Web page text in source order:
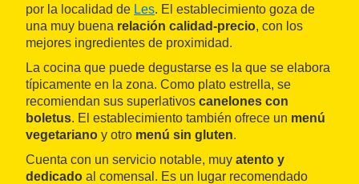
por la localidad de Les. El establecimiento goza de
una muy buena relación calidad-precio, con los
mejores ingredientes de proximidad.
La cocina que puede degustarse es la que se elabora
típicamente en la zona. Como plato estrella, se
recomiendan sus superlativos canelones con
boletus. El establecimiento también ofrece un menú
vegetariano y otro menú sin gluten.
Cuenta con un servicio notable, muy atento y
dedicado al comensal. Es un lugar recomendado